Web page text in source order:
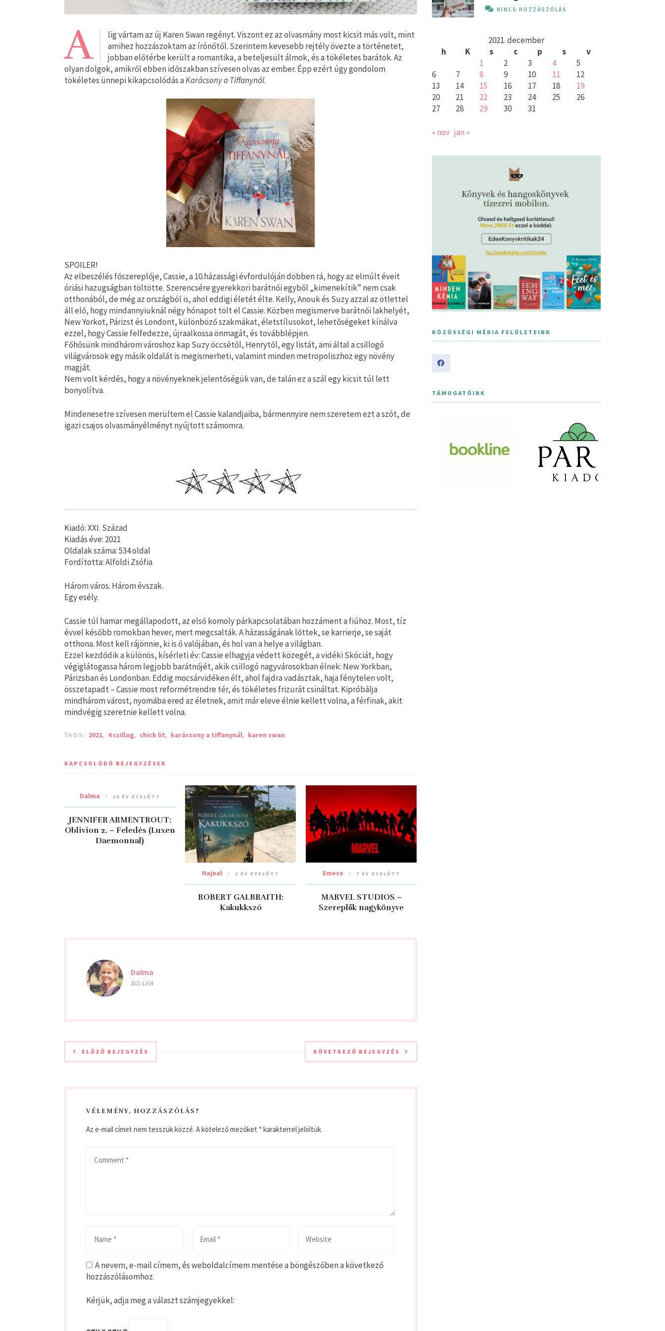
A
lig vártam az új Karen Swan regényt. Viszont ez az olvasmány most kicsit más volt, mint
amihez hozzászoktam az írónőtől. Szerintem kevesebb rejtély övezte a történetet,
jobban előtérbe került a romantika, a beteljesült álmok, és a tökéletes barátok. Az
olyan dolgok, amikről ebben időszakban szívesen olvas az ember. Épp ezért úgy gondolom
tökéletes ünnepi kikapcsolódás aKarácsony a Tiffanynál.
SPOILER!
Az elbeszélés főszereplője, Cassie, a 10.házassági évfordulóján döbben rá, hogy az elmúlt éveit
óriási hazugságban töltötte. Szerencsére gyerekkori barátnői egyből „kimenekítik” nem csak
otthonából, de még az országból is, ahol eddigi életét élte. Kelly, Anouk és Suzy azzal az ötlettel
áll elő, hogy mindannyiuknál négy hónapot tölt el Cassie. Közben megismerve barátnői lakhelyét,
New Yorkot, Párizst és Londont, különböző szakmákat, életstílusokot, lehetőségeket kínálva
ezzel, hogy Cassie felfedezze, újraalkossa önmagát, és továbblépjen.
Főhősünk mindhárom városhoz kap Suzy öccsétől, Henrytől, egy listát, ami által a csillogó
világvárosok egy másik oldalát is megismerheti, valamint minden metropoliszhoz egy növény
magját.
Nem volt kérdés, hogy a növényeknek jelentőségük van, de talán ez a szál egy kicsit túl lett
bonyolítva.
Mindenesetre szívesen merültem el Cassie kalandjaiba, bármennyire nem szeretem ezt a szót, de
igazi csajos olvasmányélményt nyújtott számomra.
Kiadó: XXI. Század
Kiadás éve: 2021
Oldalak száma: 534 oldal
Fordította: Alföldi Zsófia
Három város. Három évszak.
Egy esély.
Cassie túl hamar megállapodott, az első komoly párkapcsolatában hozzáment a fiúhoz. Most, tíz
évvel később romokban hever, mert megcsalták. A házasságának lőttek, se karrierje, se saját
otthona. Most kell rájönnie, ki is ő valójában, és hol van a helye a világban.
Ezzel kezdődik a különös, kísérleti év: Cassie elhagyja védett közegét, a vidéki Skóciát, hogy
végiglátogassa három legjobb barátnőjét, akik csillogó nagyvárosokban élnek: New Yorkban,
Párizsban és Londonban. Eddig mocsárvidéken élt, ahol fajdra vadásztak, haja fénytelen volt,
összetapadt – Cassie most reformétrendre tér, és tökéletes frizurát csináltat. Kipróbálja
mindhárom várost, nyomába ered az életnek, amit már eleve élnie kellett volna, a férfinak, akit
mindvégig szeretnie kellett volna.
TAGS: 2021, 4 csillag, chick lit, karácsony a tiffanynál, karen swan
KAPCSOLÓDÓ BEJEGYZÉSEK
Dalma 10 ÉV EZELŐTT
JENNIFER ARMENTROUT:
Oblivion 2. – Feledés (Luxen
Daemonnal)
Hajnal 2 ÉV EZELŐTT
ROBERT GALBRAITH:
Kakukkszó
Emese 7 ÉV EZELŐTT
MARVEL STUDIOS –
Szereplők nagykönyve
Dalma
2021-12-04
ELŐZŐ BEJEGYZÉS KÖVETKEZŐ BEJEGYZÉS
VÉLEMÉNY, HOZZÁSZÓLÁS?
Az e-mail címet nem tesszük közzé. A kötelező mezőket *karakterrel jelöltük
A nevem, e-mail címem, és weboldalcímem mentése a böngészőben a következő
hozzászólásomhoz.
Kérjük, adja meg a választ számjegyekkel:
NINCS HOZZÁSZÓLÁS
2021. december
h
K s c p s
v
1
2 3 4
5
6
7 8 9 10 11
12
13
14 15 16 17 18
19
20
21 22 23 24 25
26
27
28 29 30 31
« nov jan »
KÖZÖSSÉGI MÉDIA FELÜLETEINK
TÁMOGATÓINK